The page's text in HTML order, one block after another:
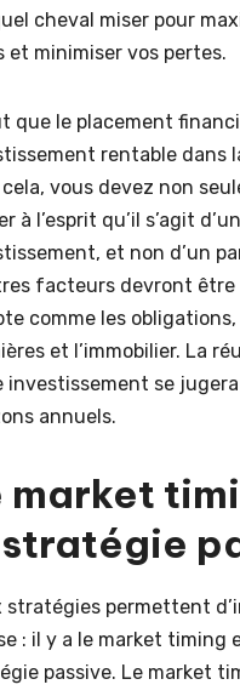
cheval miser pour
et minimiser vos pertes.
que le placement
rentable dans
cela, vous devez non
à l’esprit qu’il s’agit d’un
et non d’un
facteurs devront être
comme les
et l’immobilier. La
investissement se
annuels.
market
stratégies permettent
: il y a le market timing
passive. Le market